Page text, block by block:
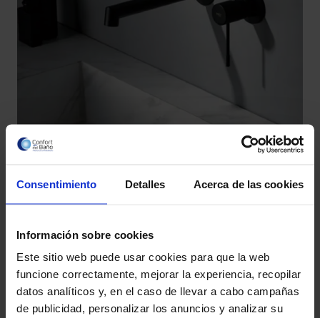
Consentimiento Detalles Acerca de las cookies
Información sobre cookies
Este sitio web puede usar cookies para que la web
funcione correctamente, mejorar la experiencia, recopilar
datos analíticos y, en el caso de llevar a cabo campañas
de publicidad, personalizar los anuncios y analizar su